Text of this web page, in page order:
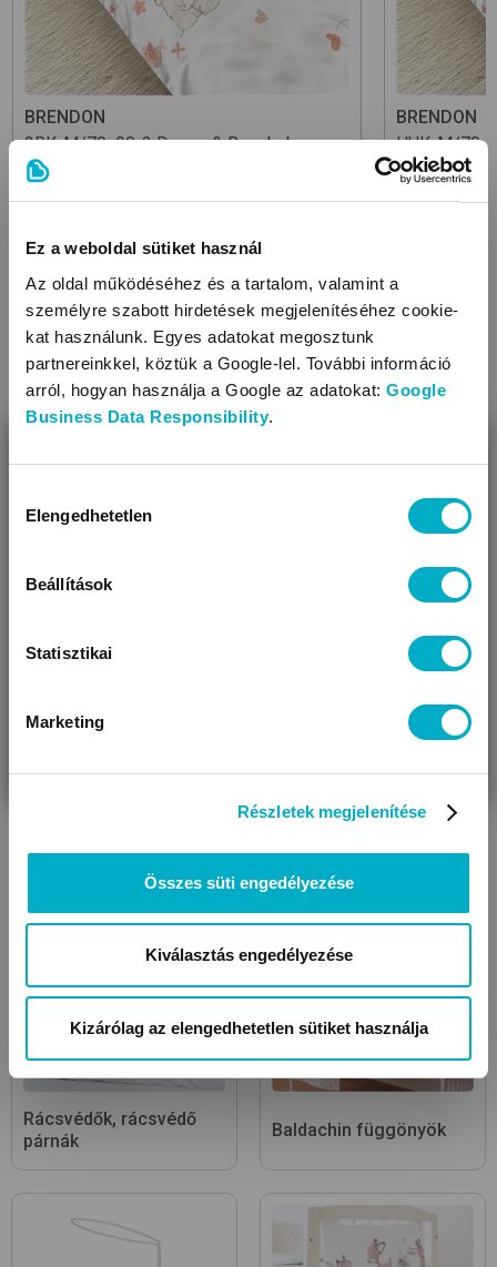
Ez a weboldal sütiket használ
Az oldal működéséhez és a tartalom, valamint a
személyre szabott hirdetések megjelenítéséhez cookie-
kat használunk. Egyes adatokat megosztunk
partnereinkkel, köztük a Google-lel. További információ
arról, hogyan használja a Google az adatokat: Google
Business Data Responsibility.
kiválasztása
Elengedhetetlen
Beállítások
Statisztikai
Marketing
Részletek megjelenítése
Összes süti engedélyezése
Kiválasztás engedélyezése
Kizárólag az elengedhetetlen sütiket használja
BRENDON
2RK-M/70x90-2 Doggy & Bear baba
ágynemű-garnitúra
11 490 Ft
Még 6 színben
Készletkisöprés!
Megtakarítás: 2 400 Ft
BRENDON
HUK-M/
8 990 Ft
Még 6
KAPCSOLÓDÓ KATEGÓRIÁK
Babatakarók, gyerek
takarók, babaplédek
Rácsvédők, rácsvédő
párnák
Baldachin függönyök
Úgy látjuk, most jársz nálunk először!
VÁRANDÓS
AJÁNDÉKOT